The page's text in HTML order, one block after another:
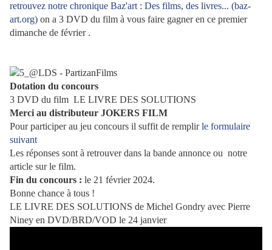
retrouvez notre chronique Baz'art : Des films, des livres... (baz-
art.org) on a 3 DVD du film à vous faire gagner en ce premier
dimanche de février .
Dotation du concours
3 DVD du film LE LIVRE DES SOLUTIONS
Merci au distributeur JOKERS FILM
Pour participer au jeu concours il suffit de remplirle formulaire
suivant
Les réponses sont à retrouver dans la bande annonce ou notre
article sur le film.
Fin du concours : le 21 février 2024.
Bonne chance à tous !
LE LIVRE DES SOLUTIONS de Michel Gondry avec Pierre
Niney en DVD/BRD/VOD le 24 janvier